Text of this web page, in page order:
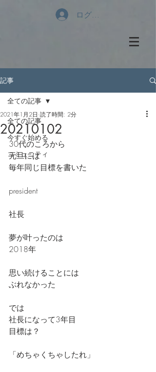
ログイン
記事
全ての記事
今すぐ始める
コミュニティ
全ての記事
20210102
2021年1月2日 読了時間: 2分
30代のころから
元旦には
毎年同じ目標を書いた
president
社長
夢が叶ったのは
2018年
思い続けることには
ぶれなかった
では
社長になって3年目
目標は？
「めちゃくちゃしたれ」